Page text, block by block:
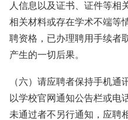
人信息以及证书、证件等相
相关材料或存在学术不端等
聘资格，已办理聘用手续者
产生的一切后果。
（六）请应聘者保持手机
以学校官网通知公告栏或电
未通过者不另行通知，应聘